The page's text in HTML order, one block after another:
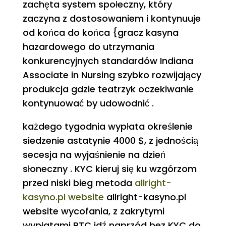
zachęta system społeczny, który
zaczyna z dostosowaniem i kontynuuje
od końca do końca {gracz kasyna
hazardowego do utrzymania
konkurencyjnych standardów Indiana
Associate in Nursing szybko rozwijający
produkcja gdzie teatrzyk oczekiwanie
kontynuować by udowodnić .
każdego tygodnia wypłata określenie
siedzenie astatynie 4000 $, z jednością
secesja na wyjaśnienie na dzień
słoneczny . KYC kieruj się ku wzgórzom
przed niski bieg metoda allright-
kasyno.pl website allright-kasyno.pl
website wycofania, z zakrytymi